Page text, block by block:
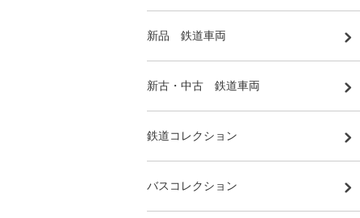
新品 鉄道車両
新古・中古 鉄道車両
鉄道コレクション
バスコレクション